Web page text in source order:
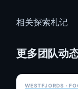
相关探索札记
更多团队动
WESTFJORDS ·